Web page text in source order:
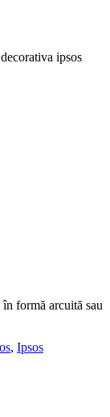
ipsos
formă arcuită sau
, Ipsos